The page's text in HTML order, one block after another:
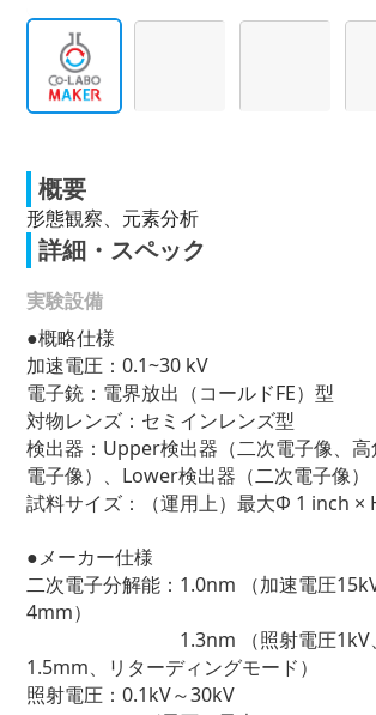
概要
形態観察、元素分析
詳細・スペック
実験設備
●概略仕様
加速電圧：0.1~30 kV
電子銃：電界放出（コールドFE）型
対物レンズ：セミインレンズ型
検出器：Upper検出器（二次電子像、
電子像）、Lower検出器（二次電子像）
試料サイズ：（運用上）最大Φ 1 inch ×
●メーカー仕様
二次電子分解能：1.0nm （加速電圧
4mm）
1.3nm （照射電圧1kV、
1.5mm、リターディングモード）
照射電圧：0.1kV～30kV